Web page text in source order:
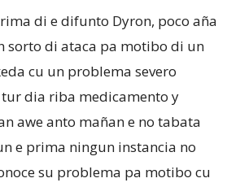
di e difunto Dyron, poco aña
sorto di ataca pa motibo di un
cu un problema severo
dia riba medicamento y
awe anto mañan e no tabata
e prima ningun instancia no
su problema pa motibo cu